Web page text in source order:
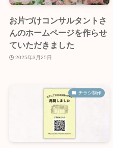
お片づけコンサルタントさ
んのホームページを作らせ
ていただきました
2025年3月25日
チラシ制作